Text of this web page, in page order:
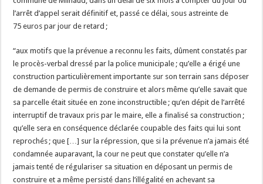
l’arrêt d’appel serait définitif et, passé ce délai, sous astreinte de
75 euros par jour de retard ;
“aux motifs que la prévenue a reconnu les faits, dûment constatés par
le procès-verbal dressé par la police municipale ; qu’elle a érigé une
construction particulièrement importante sur son terrain sans déposer
de demande de permis de construire et alors même qu’elle savait que
sa parcelle était située en zone inconstructible ; qu’en dépit de l’arrêté
interruptif de travaux pris par le maire, elle a finalisé sa construction ;
qu’elle sera en conséquence déclarée coupable des faits qui lui sont
reprochés ; que […] sur la répression, que si la prévenue n’a jamais été
condamnée auparavant, la cour ne peut que constater qu’elle n’a
jamais tenté de régulariser sa situation en déposant un permis de
construire et a même persisté dans l’illégalité en achevant sa